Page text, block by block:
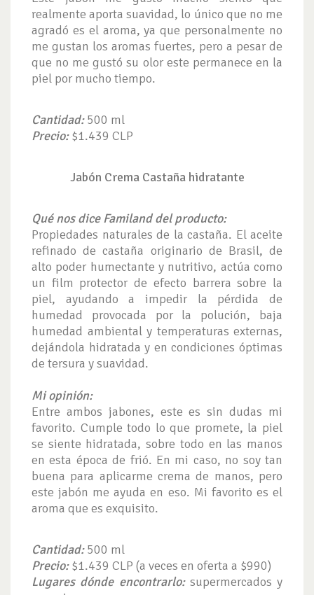
realmente aporta suavidad, lo único que no me
agradó es el aroma, ya que personalmente no
me gustan los aromas fuertes, pero a pesar de
que no me gustó su olor este permanece en la
piel por mucho tiempo.
Cantidad:500 ml
Precio:$1.439 CLP
Jabón Crema Castaña hidratante
Qué nos dice Familand del producto:
Propiedades naturales de la castaña. El aceite
refinado de castaña originario de Brasil, de
alto poder humectante y nutritivo, actúa como
un film protector de efecto barrera sobre la
piel, ayudando a impedir la pérdida de
humedad provocada por la polución, baja
humedad ambiental y temperaturas externas,
dejándola hidratada y en condiciones óptimas
de tersura y suavidad.
Mi opinión:
Entre ambos jabones, este es sin dudas mi
favorito. Cumple todo lo que promete, la piel
se siente hidratada, sobre todo en las manos
en esta época de frió. En mi caso, no soy tan
buena para aplicarme crema de manos, pero
este jabón me ayuda en eso. Mi favorito es el
aroma que es exquisito.
Cantidad: 500 ml
Precio: $1.439 CLP (a veces en oferta a $990)
Lugares dónde encontrarlo:supermercados y